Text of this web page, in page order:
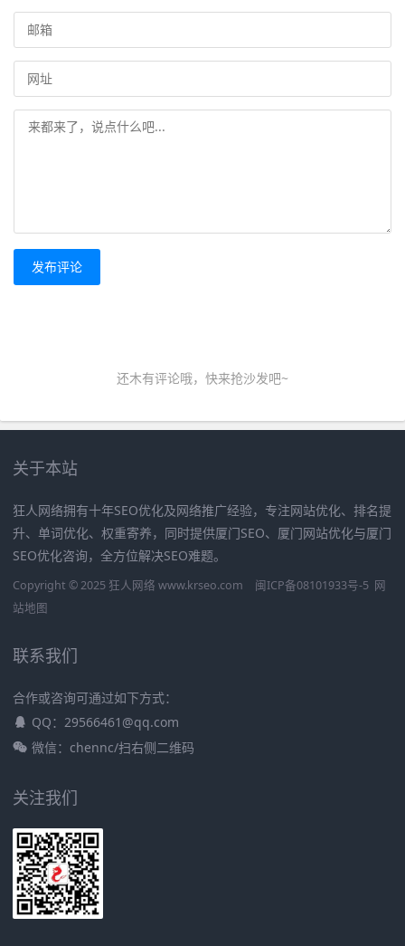
发布评论
还木有评论哦，快来抢沙发吧~
关于本站
狂人网络拥有十年SEO优化及网络推广经验，专注网站优化、排名提
升、单词优化、权重寄养，同时提供厦门SEO、厦门网站优化与厦门
SEO优化咨询，全方位解决SEO难题。
Copyright © 2025 狂人网络 www.krseo.com 闽ICP备08101933号-5 网
站地图
联系我们
合作或咨询可通过如下方式：
QQ：29566461@qq.com
微信：chennc/扫右侧二维码
关注我们